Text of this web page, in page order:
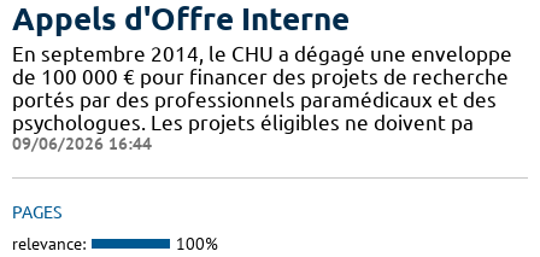
Appels d'Offre Interne
En septembre 2014, le CHU a dégagé une enveloppe
de 100 000 € pour financer des projets de recherche
portés par des professionnels paramédicaux et des
psychologues. Les projets éligibles ne doivent pa
09/06/2026 16:44
PAGES
relevance: 100%